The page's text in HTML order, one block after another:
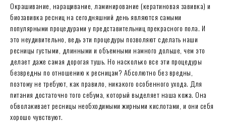
Окрашивание, наращивание, ламинирование (кератиновая завивка) и
биозавивка ресниц на сегодняшний день являются самыми
популярными процедурами у представительниц прекрасного пола. И
это неудивительно, ведь эти процедуры позволяют сделать наши
ресницы густыми, длинными и объемными намного дольше, чем это
делает даже самая дорогая тушь. Но насколько все эти процедуры
безвредны по отношению к ресницам? Абсолютно без вредны,
поэтому не требуют, как правило, никакого особенного ухода. Для
питания достаточно того себума, который выделяет наша кожа. Она
обволакивает ресницы необходимыми жирными кислотами, и они себя
хорошо чувствуют.